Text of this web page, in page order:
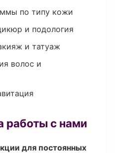
по типу кожи
и подология
и татуаж
волос и
работы с нами
для постоянных